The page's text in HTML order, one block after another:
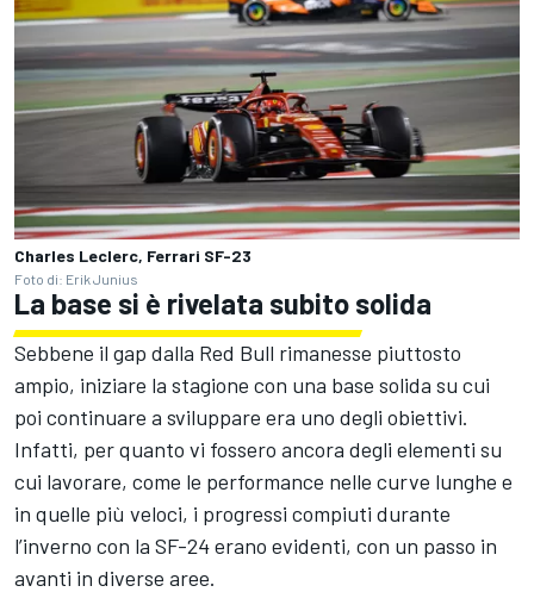
Charles Leclerc, Ferrari SF-23
Foto di: Erik Junius
La base si è rivelata subito solida
Sebbene il gap dalla Red Bull rimanesse piuttosto
ampio, iniziare la stagione con una base solida su cui
poi continuare a sviluppare era uno degli obiettivi.
Infatti, per quanto vi fossero ancora degli elementi su
cui lavorare, come le performance nelle curve lunghe e
in quelle più veloci, i progressi compiuti durante
l’inverno con la SF-24 erano evidenti, con un passo in
avanti in diverse aree.